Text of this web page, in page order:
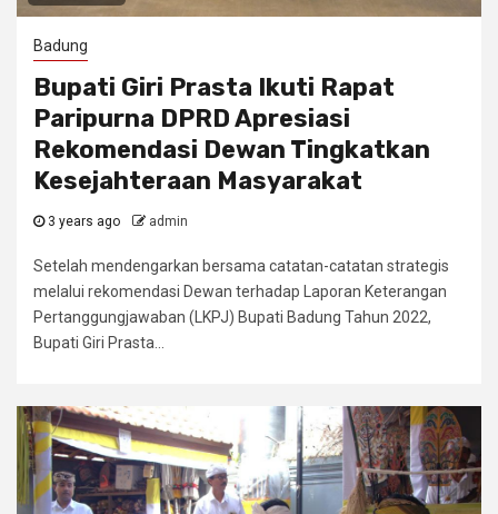
Badung
Bupati Giri Prasta Ikuti Rapat
Paripurna DPRD Apresiasi
Rekomendasi Dewan Tingkatkan
Kesejahteraan Masyarakat
3 years ago admin
Setelah mendengarkan bersama catatan-catatan strategis
melalui rekomendasi Dewan terhadap Laporan Keterangan
Pertanggungjawaban (LKPJ) Bupati Badung Tahun 2022,
Bupati Giri Prasta...